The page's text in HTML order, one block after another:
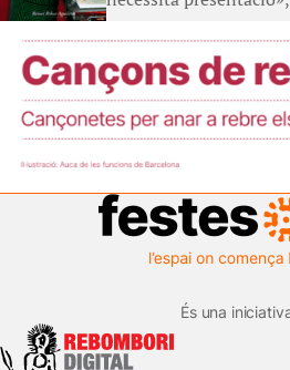
És una